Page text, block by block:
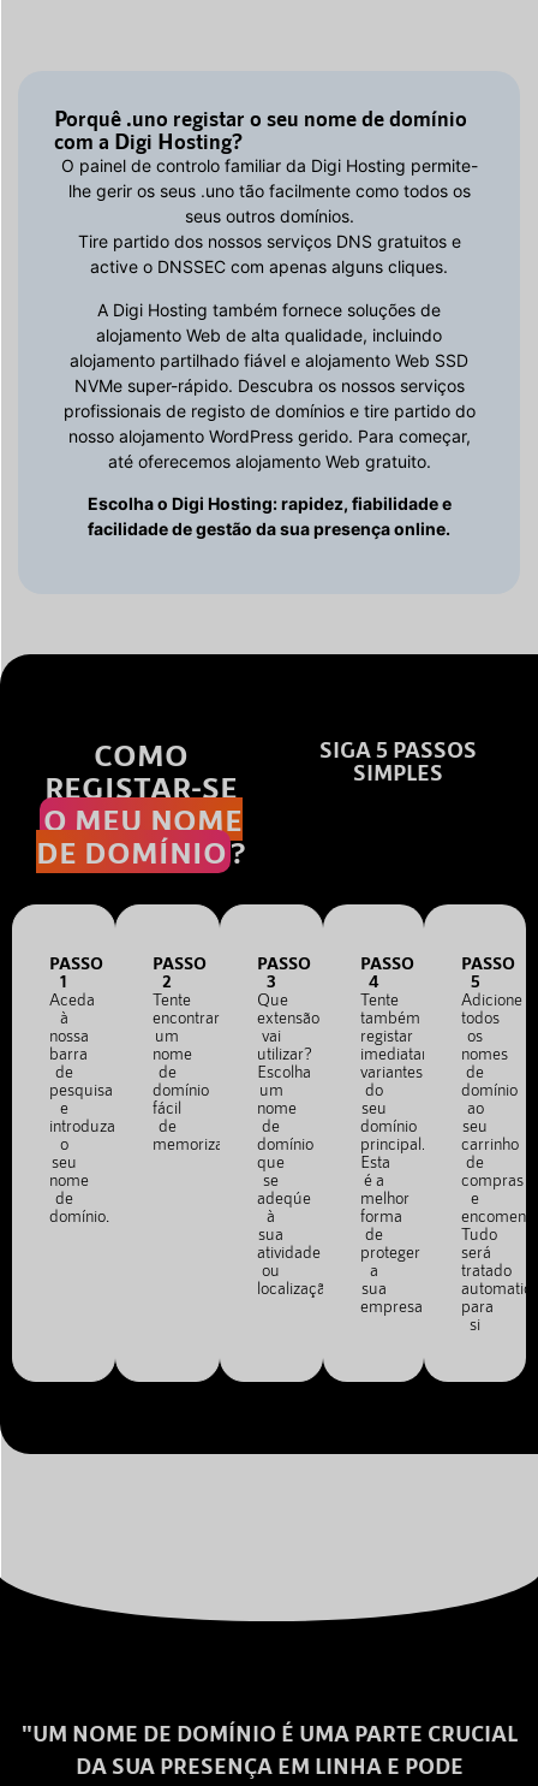
Porquê .uno registar o seu nome de domínio
com a Digi Hosting?
O painel de controlo familiar da Digi Hosting permite-
lhe gerir os seus .uno tão facilmente como todos os
seus outros domínios.
Tire partido dos nossos serviços DNS gratuitos e
active o DNSSEC com apenas alguns cliques.
A Digi Hosting também fornece soluções de
alojamento Web de alta qualidade, incluindo
alojamento partilhado fiável e alojamento Web SSD
NVMe super-rápido. Descubra os nossos serviços
profissionais de registo de domínios e tire partido do
nosso alojamento WordPress gerido. Para começar,
até oferecemos alojamento Web gratuito.
Escolha o Digi Hosting: rapidez, fiabilidade e
facilidade de gestão da sua presença online.
COMO
REGISTAR-SE
O MEU NOME
DE DOMÍNIO?
SIGA 5 PASSOS
SIMPLES
PASSO
1
Aceda
à
nossa
barra
de
pesquisa
e
introduza
o
seu
nome
de
domínio.
PASSO
2
Tente
encontrar
um
nome
de
domínio
fácil
de
memorizar.
PASSO
3
Que
extensão
vai
utilizar?
Escolha
um
nome
de
domínio
que
se
adeqúe
à
sua
atividade
ou
localização.
PASSO
4
Tente
também
registar
imediatamente
variantes
do
seu
domínio
principal.
Esta
é a
melhor
forma
de
proteger
a
sua
empresa.
PASSO
5
Adicione
todos
os
nomes
de
domínio
ao
seu
carrinho
de
compras
e
Tudo
será
tratado
para
si
"UM NOME DE DOMÍNIO É UMA PARTE CRUCIAL
DA SUA PRESENÇA EM LINHA E PODE